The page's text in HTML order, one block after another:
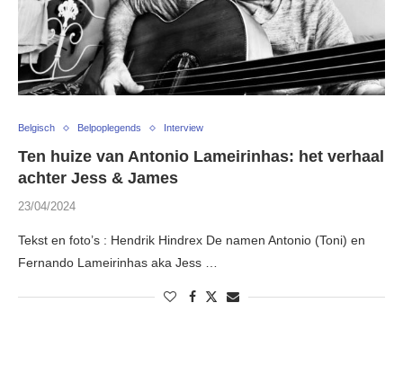
Belgisch Belpoplegends Interview
Ten huize van Antonio Lameirinhas: het verhaal
achter Jess & James
23/04/2024
Tekst en foto’s : Hendrik Hindrex De namen Antonio (Toni) en
Fernando Lameirinhas aka Jess …